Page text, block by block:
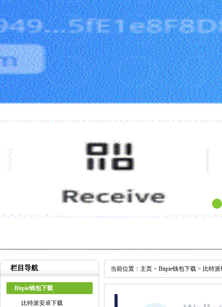
栏目导航
Bitpie钱包下载
比特派安卓下载
当前位置： 主页 > Bitpie钱包下载 > 比特